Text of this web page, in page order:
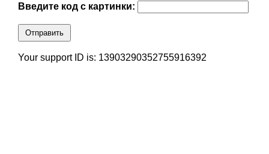
Введите код с картинки:
Отправить
Your support ID is: 13903290352755916392